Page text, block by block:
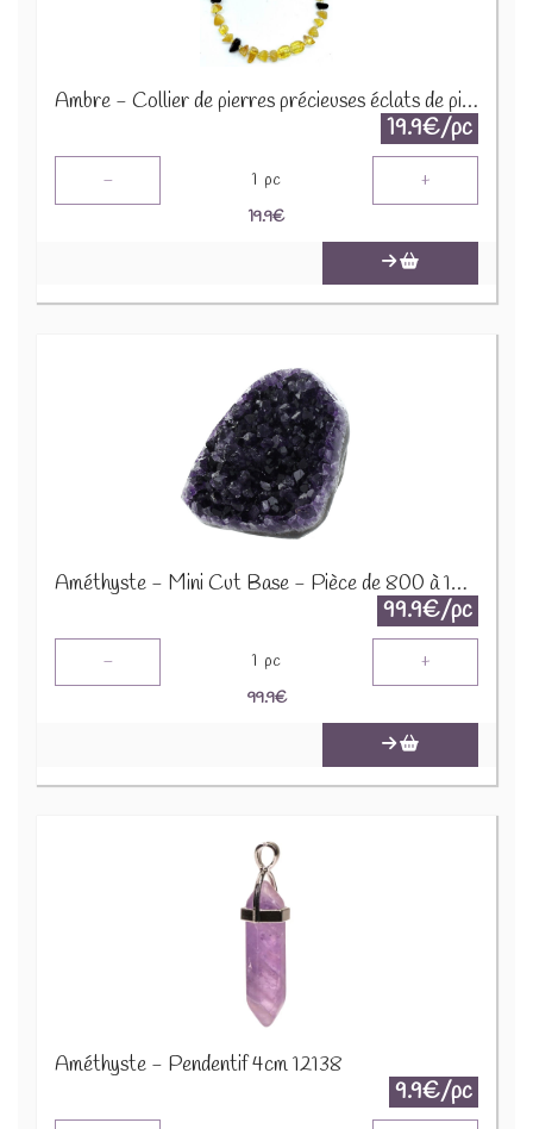
Ambre - Collier de pierres précieuses éclats de pierres 45cm COLC-AMB
19.9€/pc
- 1 pc +
19.9€
Améthyste - Mini Cut Base - Pièce de 800 à 1000 Gr 64059
99.9€/pc
- 1 pc +
99.9€
Améthyste - Pendentif 4cm 12138
9.9€/pc